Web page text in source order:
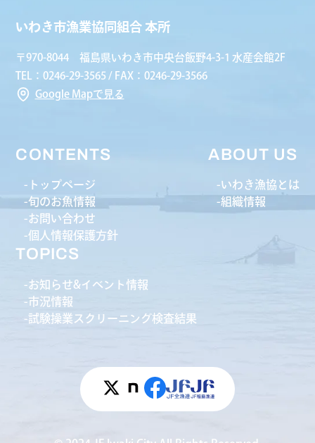
いわき市漁業協同組合 本所
〒970-8044 福島県いわき市中央台飯野4-3-1 水産会館2F
TEL：0246-29-3565 / FAX：0246-29-3566
Google Mapで見る
CONTENTS
トップページ
旬のお魚情報
お問い合わせ
個人情報保護方針
ABOUT US
いわき漁協とは
組織情報
TOPICS
お知らせ&イベント情報
市況情報
試験操業スクリーニング検査結果